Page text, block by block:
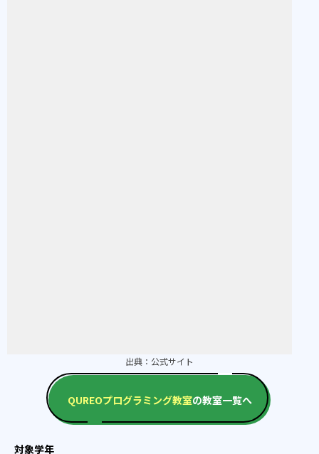
出典： 公式サイト
QUREOプログラミング教室の教室一覧へ